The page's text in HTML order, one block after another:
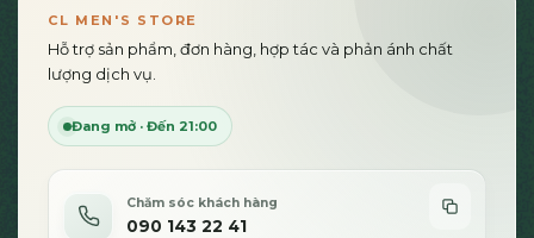
CL MEN'S STORE
Hỗ trợ sản phẩm, đơn hàng, hợp tác và phản ánh chất
lượng dịch vụ.
Đang mở · Đến 21:00
Chăm sóc khách hàng
090 143 22 41